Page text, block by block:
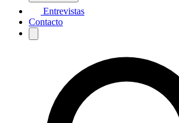
Entrevistas
Contacto